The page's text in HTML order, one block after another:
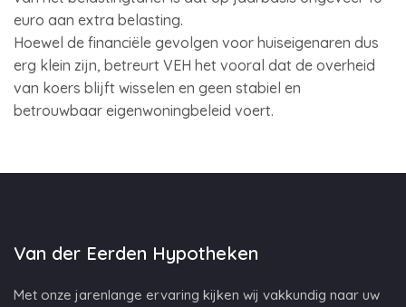
euro aan extra belasting.
Hoewel de financiële gevolgen voor huiseigenaren dus
erg klein zijn, betreurt VEH het vooral dat de overheid
van koers blijft wisselen en geen stabiel en
betrouwbaar eigenwoningbeleid voert.
Van der Eerden Hypotheken
Met onze jarenlange ervaring kijken wij vakkundig naar uw